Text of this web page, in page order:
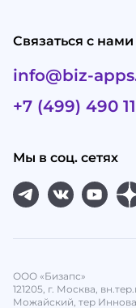
ООО «Бизапс»
121205, г. Москва,
Можайский, тер
Связаться с нами
info@biz-
+7 (499) 490
Мы в соц. сетях